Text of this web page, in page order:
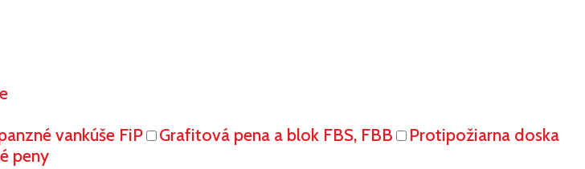
vankúše FiP Grafitová pena a blok FBS, FBB
Protipožiarna doska
peny